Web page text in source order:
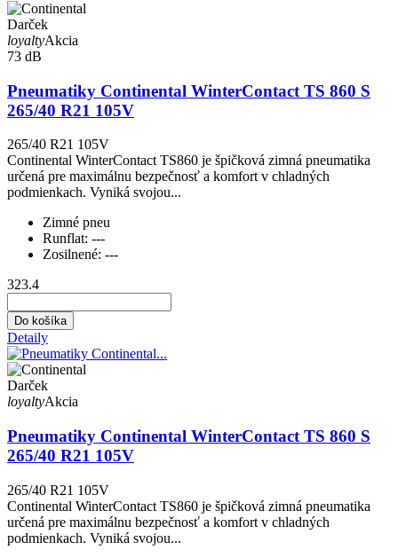
Darček
loyaltyAkcia
73 dB
Pneumatiky Continental WinterContact TS 860 S
265/40 R21 105V
265/40 R21 105V
Continental WinterContact TS860 je špičková zimná pneumatika
určená pre maximálnu bezpečnosť a komfort v chladných
podmienkach. Vyniká svojou...
Zimné pneu
Runflat: ---
Zosilnené: ---
323.4
Do košíka
Detaily
Darček
loyaltyAkcia
Pneumatiky Continental WinterContact TS 860 S
265/40 R21 105V
265/40 R21 105V
Continental WinterContact TS860 je špičková zimná pneumatika
určená pre maximálnu bezpečnosť a komfort v chladných
podmienkach. Vyniká svojou...